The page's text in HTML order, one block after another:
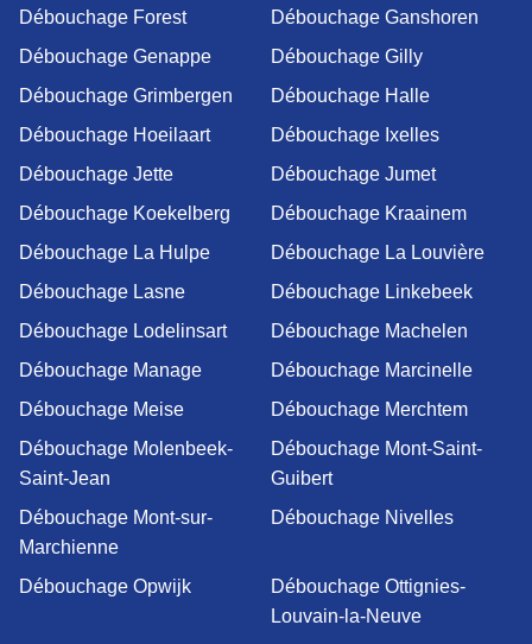
Débouchage Forest
Débouchage Ganshoren
Débouchage Genappe
Débouchage Gilly
Débouchage Grimbergen
Débouchage Halle
Débouchage Hoeilaart
Débouchage Ixelles
Débouchage Jette
Débouchage Jumet
Débouchage Koekelberg
Débouchage Kraainem
Débouchage La Hulpe
Débouchage La Louvière
Débouchage Lasne
Débouchage Linkebeek
Débouchage Lodelinsart
Débouchage Machelen
Débouchage Manage
Débouchage Marcinelle
Débouchage Meise
Débouchage Merchtem
Débouchage Molenbeek-
Saint-Jean
Débouchage Mont-Saint-
Guibert
Débouchage Mont-sur-
Marchienne
Débouchage Nivelles
Débouchage Opwijk
Débouchage Ottignies-
Louvain-la-Neuve